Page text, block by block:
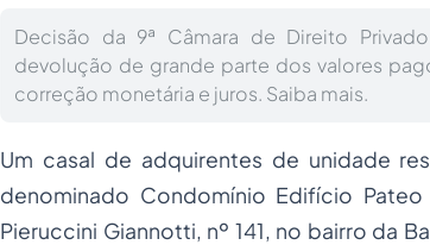
Decisão da 9ª Câmara de Direito
devolução de grande parte dos valores
correção monetária e juros. Saiba mais.
Um casal de adquirentes de unidade
denominado Condomínio Edifício Pateo
Pieruccini Giannotti, nº 141, no bairro da